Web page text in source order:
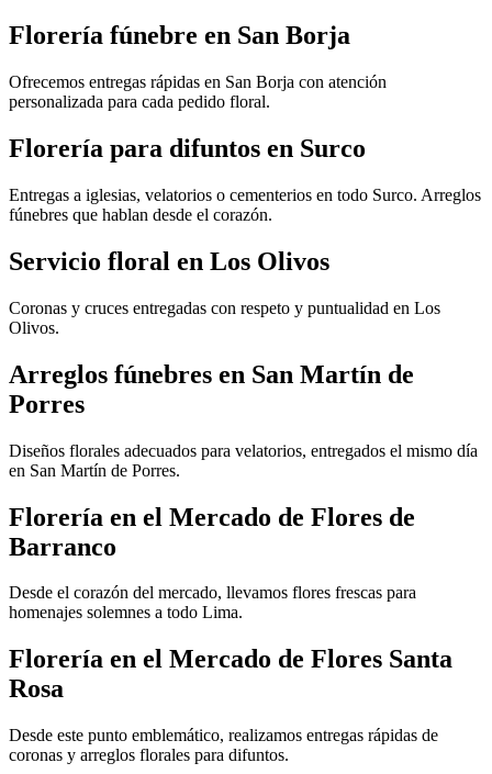
Florería fúnebre en San Borja
Ofrecemos entregas rápidas en San Borja con atención
personalizada para cada pedido floral.
Florería para difuntos en Surco
Entregas a iglesias, velatorios o cementerios en todo Surco. Arreglos
fúnebres que hablan desde el corazón.
Servicio floral en Los Olivos
Coronas y cruces entregadas con respeto y puntualidad en Los
Olivos.
Arreglos fúnebres en San Martín de
Porres
Diseños florales adecuados para velatorios, entregados el mismo día
en San Martín de Porres.
Florería en el Mercado de Flores de
Barranco
Desde el corazón del mercado, llevamos flores frescas para
homenajes solemnes a todo Lima.
Florería en el Mercado de Flores Santa
Rosa
Desde este punto emblemático, realizamos entregas rápidas de
coronas y arreglos florales para difuntos.